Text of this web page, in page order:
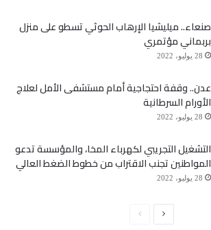
صنعاء.. ميليشيا الإرهاب الحوثي تسطو على منزل
بربماني مؤتمري
28 يوليو، 2022
عدن.. وقفة احتجاجية أمام مستشفى الأمل لعلاج
الأورام السرطانية
28 يوليو، 2022
التشغيل التجريبي لكهرباء المخا، والمؤسسة تدعو
المواطنين تجنب الاقتراب من خطوط الضغط العالي
28 يوليو، 2022
الصفحةالصفحة